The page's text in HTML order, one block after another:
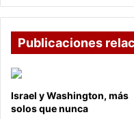
Publicaciones
Israel y Washington, más
solos que nunca